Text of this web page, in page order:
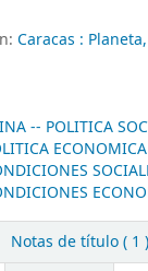
Caracas : Planeta,
-- POLITICA
ECONOMICA
Notas de título ( 1 )